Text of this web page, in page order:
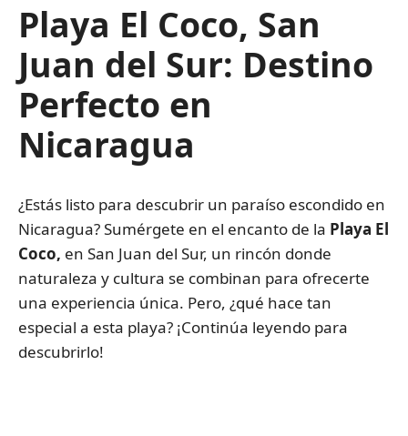
Playa El Coco, San
Juan del Sur: Destino
Perfecto en
Nicaragua
¿Estás listo para descubrir un paraíso escondido en
Nicaragua? Sumérgete en el encanto de la Playa El
Coco, en San Juan del Sur, un rincón donde
naturaleza y cultura se combinan para ofrecerte
una experiencia única. Pero, ¿qué hace tan
especial a esta playa? ¡Continúa leyendo para
descubrirlo!